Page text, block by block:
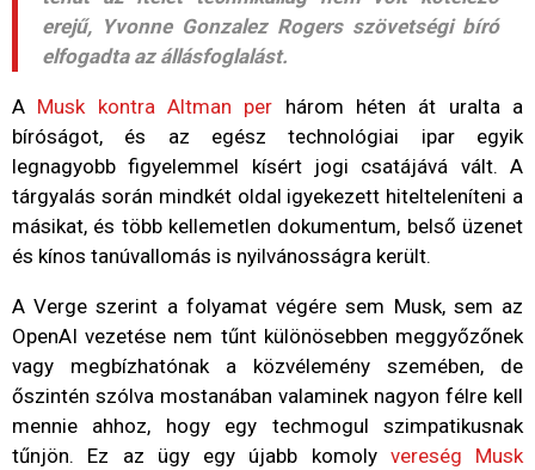
erejű, Yvonne Gonzalez Rogers szövetségi bíró
elfogadta az állásfoglalást.
A Musk kontra Altman per három héten át uralta a
bíróságot, és az egész technológiai ipar egyik
legnagyobb figyelemmel kísért jogi csatájává vált. A
tárgyalás során mindkét oldal igyekezett hitelteleníteni a
másikat, és több kellemetlen dokumentum, belső üzenet
és kínos tanúvallomás is nyilvánosságra került.
A Verge szerint a folyamat végére sem Musk, sem az
OpenAI vezetése nem tűnt különösebben meggyőzőnek
vagy megbízhatónak a közvélemény szemében, de
őszintén szólva mostanában valaminek nagyon félre kell
mennie ahhoz, hogy egy techmogul szimpatikusnak
tűnjön. Ez az ügy egy újabb komoly vereség Musk